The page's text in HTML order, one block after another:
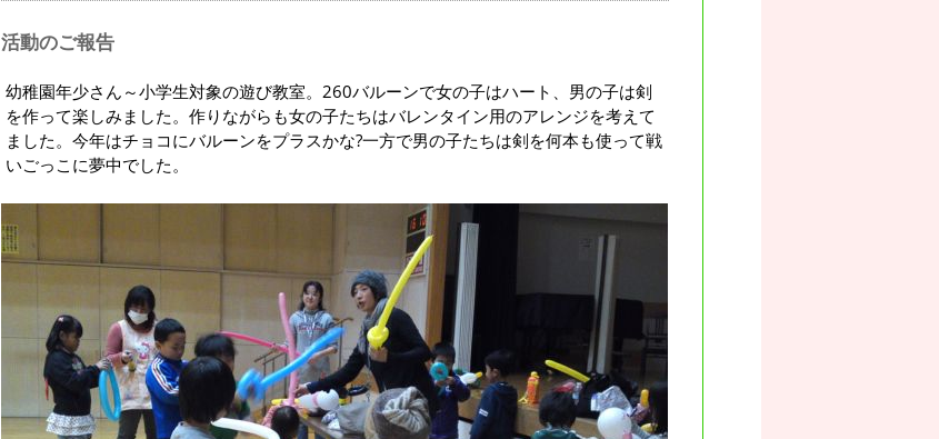
活動のご報告
幼稚園年少さん～小学生対象の遊び教室。260バルーンで女の子はハート、男の子は剣
を作って楽しみました。作りながらも女の子たちはバレンタイン用のアレンジを考えて
ました。今年はチョコにバルーンをプラスかな?一方で男の子たちは剣を何本も使って戦
いごっこに夢中でした。